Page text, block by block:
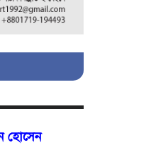
কার কবলে?
হোসেন